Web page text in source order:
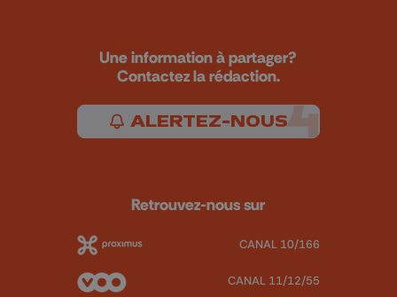
Une information à partager?
Contactez la rédaction.
ALERTEZ-NOUS
Retrouvez-nous sur
CANAL 10/166
CANAL 11/12/55